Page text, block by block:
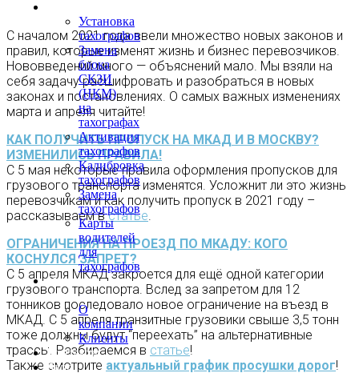
Установка
тахографов
Замена
блока
СКЗИ
(НКМ)
на
тахографах
Активация
тахографов
Калибровка
тахографов
Замена
тахографов
Карты
водителей
для
тахографов
О
нас
О
компании
Клиенты
Контакты
Блог
С началом 2021 года ввели множество новых законов и
правил, которые изменят жизнь и бизнес перевозчиков.
Нововведений много — объяснений мало. Мы взяли на
себя задачу расшифровать и разобраться в новых
законах и постановлениях. О самых важных изменениях
марта и апреля читайте!
КАК ПОЛУЧИТЬ ПРОПУСК НА МКАД И В МОСКВУ?
ИЗМЕНИЛИСЬ ПРАВИЛА!
С 5 мая некоторые правила оформления пропусков для
грузового транспорта изменятся. Усложнит ли это жизнь
перевозчикам и как получить пропуск в 2021 году –
рассказываем встатье.
ОГРАНИЧЕНИЯ НА ПРОЕЗД ПО МКАДУ: КОГО
КОСНУЛСЯ ЗАПРЕТ?
С 5 апреля МКАД закроется для ещё одной категории
грузового транспорта. Вслед за запретом для 12
тонников последовало новое ограничение на въезд в
МКАД. С 5 апреля транзитные грузовики свыше 3,5 тонн
тоже должны будут “переехать” на альтернативные
трассы. Разбираемся в статье!
Также смотрите актуальный график просушки дорог!